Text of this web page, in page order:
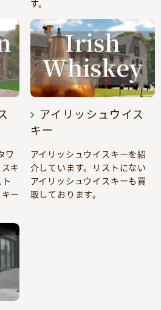
す。
ワ
キ
ー
アイリッシュウイス
キー
アイリッシュウイスキーを紹
介しています。リストにない
アイリッシュウイスキーも買
取しております。